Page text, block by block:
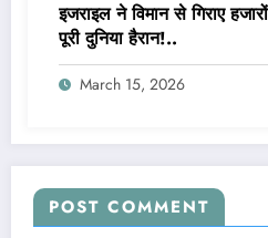
इजराइल ने विमान से गिराए
पूरी दुनिया हैरान!..
March 15, 2026
POST COMMENT